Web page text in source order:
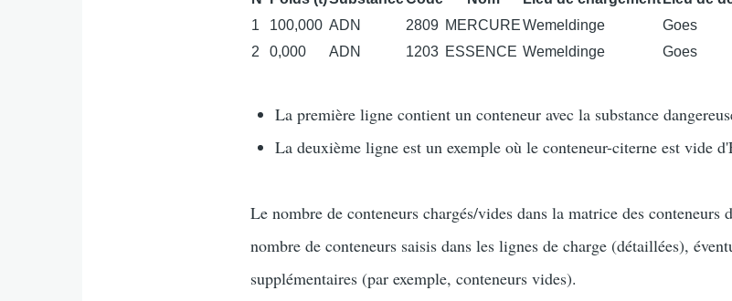
1
100,000 ADN 2809 MERCUREWemeldinge Goes
2
0,000 ADN 1203 ESSENCE Wemeldinge Goes
La première ligne contient un conteneur avec la substance
La deuxième ligne est un exemple où le conteneur-citerne est vide
Le nombre de conteneurs chargés/vides dans la matrice des
nombre de conteneurs saisis dans les lignes de charge (détaillées),
supplémentaires (par exemple, conteneurs vides).